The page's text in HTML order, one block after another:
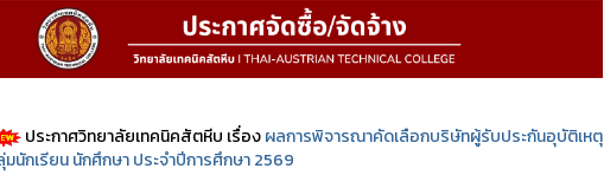
ประกาศวิทยาลัยเทคนิคสัตหีบ เรื่องผลการพิจารณาคัดเลือกบริษัทผู้รับประกันอุบัติเหตุ
นักเรียน นักศึกษา ประจำปีการศึกษา 2569